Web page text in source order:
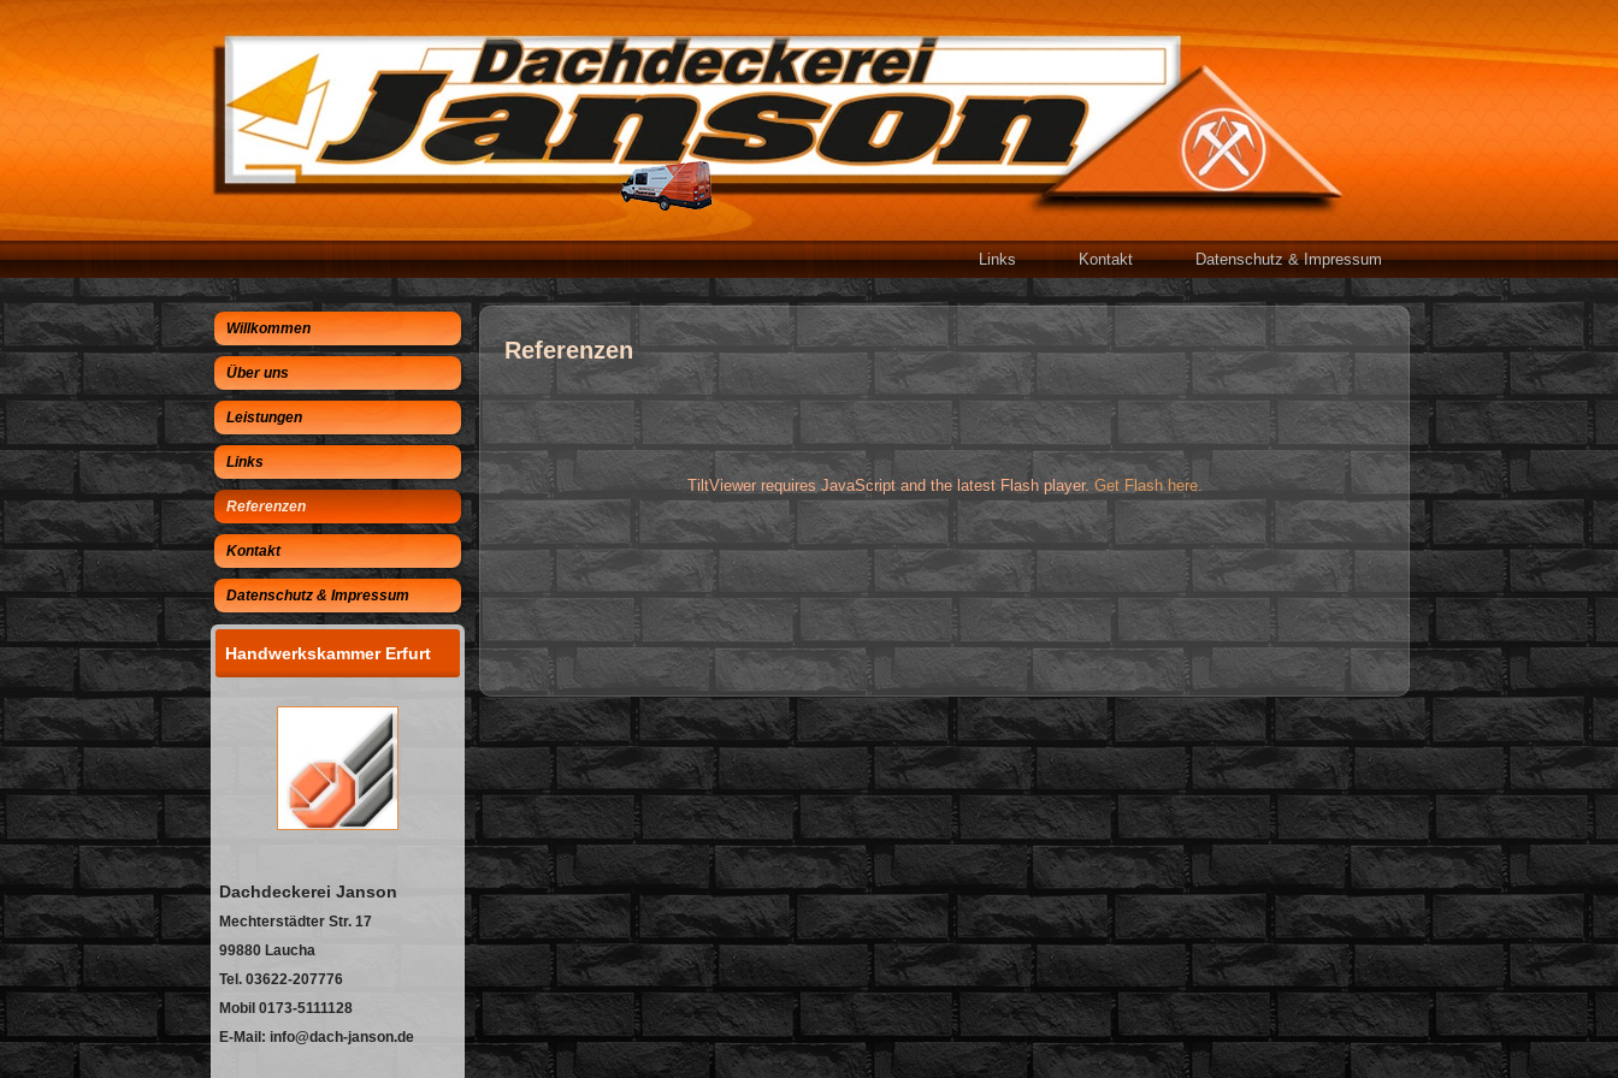
Links Kontakt Datenschutz & Impressum
Willkommen
Über uns
Leistungen
Links
Referenzen
Kontakt
Datenschutz & Impressum
Handwerkskammer Erfurt
Dachdeckerei Janson
Mechterstädter Str. 17
99880 Laucha
Tel. 03622-207776
Mobil 0173-5111128
E-Mail: info@dach-janson.de
Referenzen
TiltViewer requires JavaScript and the latest Flash player. Get Flash here.